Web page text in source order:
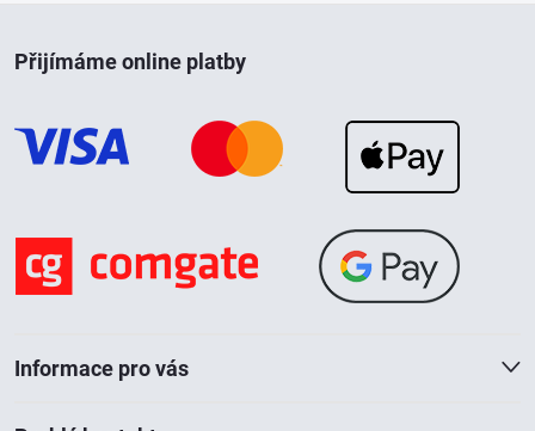
p
Přijímáme online platby
Informace pro vás